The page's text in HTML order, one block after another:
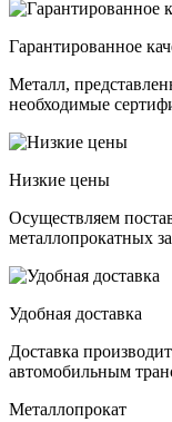
Гарантированное
Металл,
необходимые
Низкие цены
Осуществляем
металлопрокатных
Удобная доставка
Доставка
автомобильным
Металлопрокат